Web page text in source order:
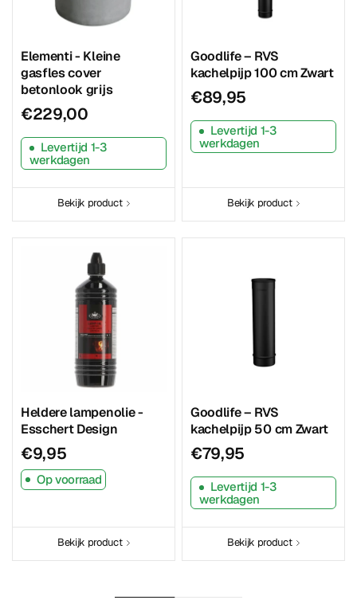
Elementi - Kleine
gasfles cover
betonlook grijs
€229,00
Levertijd 1-3
werkdagen
Bekijk product
Goodlife – RVS
kachelpijp 100 cm Zwart
€89,95
Levertijd 1-3
werkdagen
Bekijk product
Heldere lampenolie -
Esschert Design
€9,95
Op voorraad
Bekijk product
Goodlife – RVS
kachelpijp 50 cm Zwart
€79,95
Levertijd 1-3
werkdagen
Bekijk product